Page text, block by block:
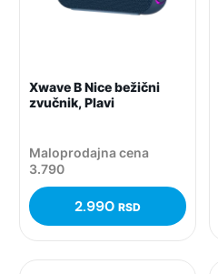
Xwave B Nice bežični
zvučnik, Plavi
Maloprodajna cena
3.790
2.990 RSD